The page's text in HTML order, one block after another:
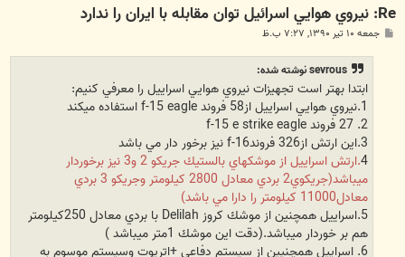
Re: نيروي هوايي اسرائيل توان مقابله با ايران را ندارد
پ جمعه ۱۰ تیر ۱۳۹۰, ۷:۲۷ ب.ظ
sevrous نوشته شده:
ابتدا بهتر است تجهيزات نيروي هوايي اسراييل را معرفي كنيم:
1.نيروي هوايي اسراييل از58 فروند f-15 eagle استفاده ميكند
2. 27 فروند f-15 e strike eagle
3.اين ارتش از326 فروندf-16 نيز برخور دار مي باشد
4
.ارتش اسراييل از موشكهاي بالستيك جريكو 2 و3 نيز برخوردار
ميباشد(جريكوي2 بردي معادل 2800 كيلومتر وجريكو 3 بردي
معادل11000 كيلومتر را دارا مي باشد)
5.اسراييل همچنين از موشك كروز Delilah با بردي معادل 250كيلومتر
هم بر خوردار ميباشد.(دقت اين موشك 1متر ميباشد )
6. اسراييل همچنيين از سيستم دفاعي +اتريوت وسيستم موسوم به